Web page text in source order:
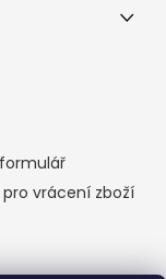
vrácení zboží